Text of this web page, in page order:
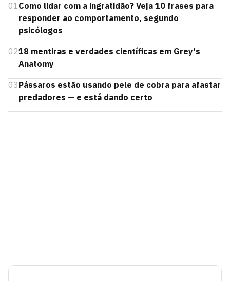
01Como lidar com a ingratidão? Veja 10 frases para
responder ao comportamento, segundo
psicólogos
0218 mentiras e verdades científicas em Grey's
Anatomy
03Pássaros estão usando pele de cobra para afastar
predadores — e está dando certo